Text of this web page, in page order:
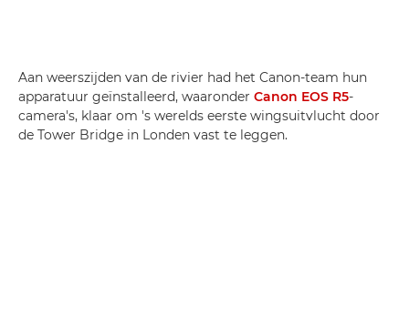
Aan weerszijden van de rivier had het Canon-team hun
apparatuur geïnstalleerd, waaronder Canon EOS R5-
camera's, klaar om 's werelds eerste wingsuitvlucht door
de Tower Bridge in Londen vast te leggen.